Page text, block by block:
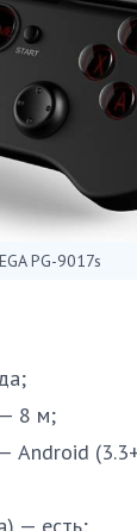
PG-9017s
8 м;
Android
— есть;